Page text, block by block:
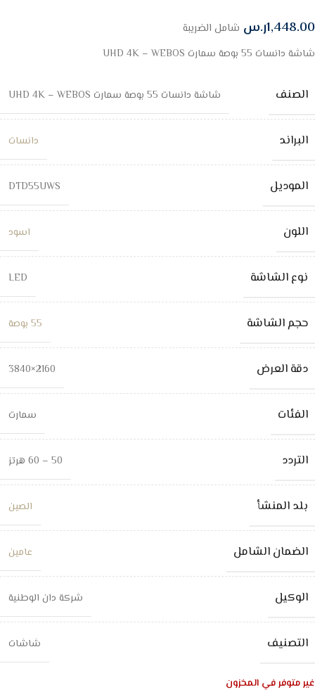
1,448.00ر.س شامل الضريبة
شاشة دانسات 55 بوصة سمارت UHD 4K – WEBOS
الصنف شاشة دانسات 55 بوصة سمارت UHD 4K – WEBOS
البراند دانسات
الموديل DTD55UWS
اللون اسود
نوع الشاشة LED
حجم الشاشة 55 بوصة
دقة العرض 2160×3840
الفئات سمارت
التردد 50 – 60 هرتز
بلد المنشأ الصين
الضمان الشامل عامين
الوكيل شركة دان الوطنية
التصنيف شاشات
غير متوفر في المخزون